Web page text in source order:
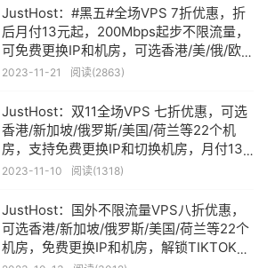
JustHost：#黑五#全场VPS 7折优惠，折
后月付13元起，200Mbps起步不限流量，
可免费更换IP和机房，可选香港/美/俄/欧
等22个机房
2023-11-21 阅读(2863)
JustHost：双11全场VPS 七折优惠，可选
香港/新加坡/俄罗斯/美国/荷兰等22个机
房，支持免费更换IP和切换机房，月付13
元起
2023-11-10 阅读(1318)
JustHost：国外不限流量VPS八折优惠，
可选香港/新加坡/俄罗斯/美国/荷兰等22个
机房，免费更换IP和机房，解锁TIKTOK，